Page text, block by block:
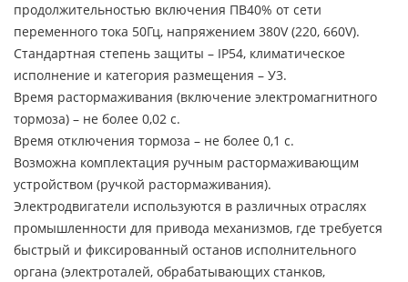
продолжительностью включения ПВ40% от сети
переменного тока 50Гц, напряжением 380V (220, 660V).
Стандартная степень защиты – IP54, климатическое
исполнение и категория размещения – У3.
Время растормаживания (включение электромагнитного
тормоза) – не более 0,02 с.
Время отключения тормоза – не более 0,1 с.
Возможна комплектация ручным растормаживающим
устройством (ручкой растормаживания).
Электродвигатели используются в различных отраслях
промышленности для привода механизмов, где требуется
быстрый и фиксированный останов исполнительного
органа (электроталей, обрабатывающих станков,